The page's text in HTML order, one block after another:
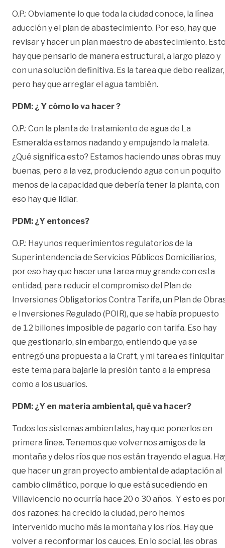
O.P.: Obviamente lo que toda la ciudad conoce, la línea
aducción y el plan de abastecimiento. Por eso, hay que
revisar y hacer un plan maestro de abastecimiento.
hay que pensarlo de manera estructural, a largo plazo y
con una solución definitiva. Es la tarea que debo realizar,
pero hay que arreglar el agua también.
PDM: ¿ Y cómo lo va hacer ?
O.P.: Con la planta de tratamiento de agua de La
Esmeralda estamos nadando y empujando la maleta.
¿Qué significa esto? Estamos haciendo unas obras muy
buenas, pero a la vez, produciendo agua con un poquito
menos de la capacidad que debería tener la planta, con
eso hay que lidiar.
PDM: ¿Y entonces?
O.P.: Hay unos requerimientos regulatorios de la
Superintendencia de Servicios Públicos Domiciliarios,
por eso hay que hacer una tarea muy grande con esta
entidad, para reducir el compromiso del Plan de
Inversiones Obligatorios Contra Tarifa, un Plan de
e Inversiones Regulado (POIR), que se había propuesto
de 1.2 billones imposible de pagarlo con tarifa. Eso hay
que gestionarlo, sin embargo, entiendo que ya se
entregó una propuesta a la Craft, y mi tarea es finiquitar
este tema para bajarle la presión tanto a la empresa
como a los usuarios.
PDM: ¿Y en materia ambiental, qué va hacer?
Todos los sistemas ambientales, hay que ponerlos en
primera línea. Tenemos que volvernos amigos de la
montaña y delos ríos que nos están trayendo el agua.
que hacer un gran proyecto ambiental de adaptación al
cambio climático, porque lo que está sucediendo en
Villavicencio no ocurría hace 20 o 30 años. Y esto es
dos razones: ha crecido la ciudad, pero hemos
intervenido mucho más la montaña y los ríos. Hay que
volver a reconformar los cauces. En lo social, las obras